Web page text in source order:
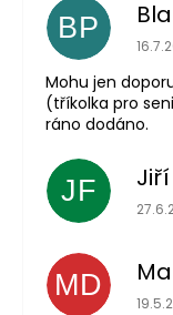
BP
Mohu jen
(tříkolka pro
ráno dodáno.
JF
MD